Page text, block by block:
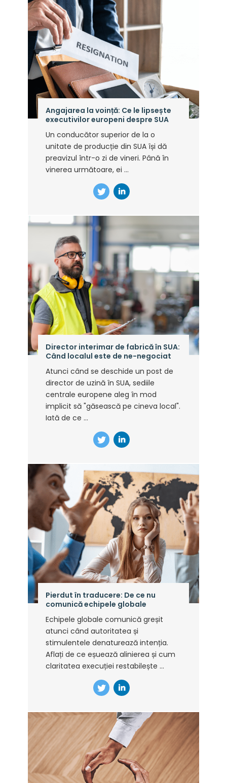
Angajarea la voință: Ce le lipsește
executivilor europeni despre SUA
Un conducător superior de la o
unitate de producție din SUA își dă
preavizul într-o zi de vineri. Până în
vinerea următoare, ei ...
Director interimar de fabrică în SUA:
Când localul este de ne-negociat
Atunci când se deschide un post de
director de uzină în SUA, sediile
centrale europene aleg în mod
implicit să "găsească pe cineva local".
Iată de ce ...
Pierdut în traducere: De ce nu
comunică echipele globale
Echipele globale comunică greșit
atunci când autoritatea și
stimulentele denaturează intenția.
Aflați de ce eșuează alinierea și cum
claritatea execuției restabilește ...